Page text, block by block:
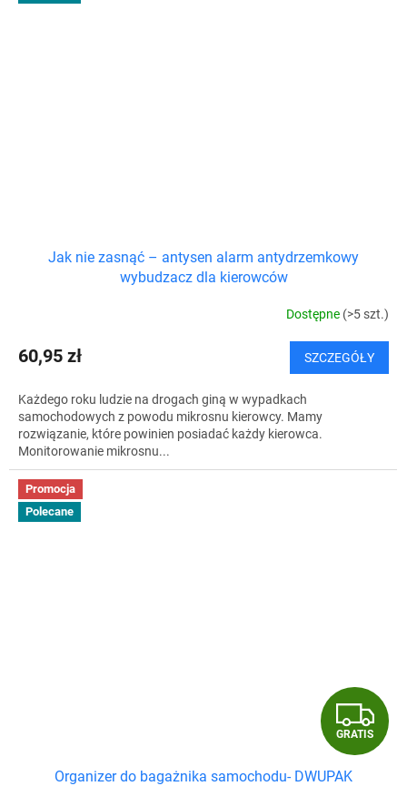
Jak nie zasnąć – antysen alarm antydrzemkowy
wybudzacz dla kierowców
Dostępne (>5 szt.)
60,95 zł SZCZEGÓŁY
Każdego roku ludzie na drogach giną w wypadkach
samochodowych z powodu mikrosnu kierowcy. Mamy
rozwiązanie, które powinien posiadać każdy kierowca.
Monitorowanie mikrosnu...
Promocja
Polecane
G
R
GRATIS
Organizer do bagażnika samochodu- DWUPAK